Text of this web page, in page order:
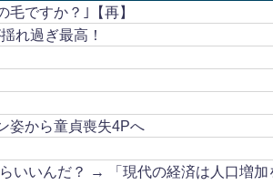
ですか？｣【再】
れ過ぎ最高！
姿から童貞喪失4Pへ
いいんだ？ → 「現代の経済は人口増